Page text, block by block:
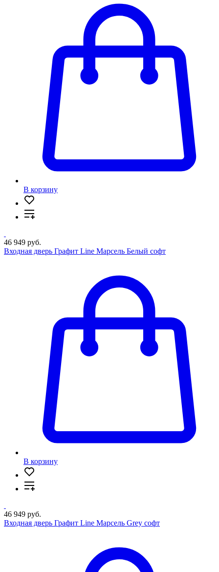
В корзину
46 949 руб.
Входная дверь Графит Line Марсель Белый софт
В корзину
46 949 руб.
Входная дверь Графит Line Марсель Grey софт